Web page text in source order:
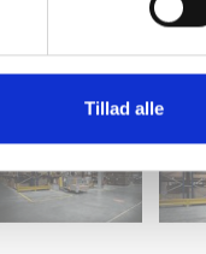
Tillad alle